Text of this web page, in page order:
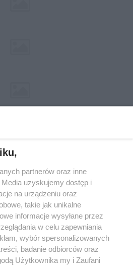
serwisie nie może być powielany i
w jakikolwiek sposób (w
na jakimkolwiek polu
włącznie z umieszczaniem w
właściciela praw. Jakiekolwiek użycie lub
lub w części z naruszeniem prawa,
zabronione pod groźbą kary i może być
partnerów oraz inne
uzyskujemy dostęp i
na urządzeniu oraz
takie jak unikalne
informacje wysyłane przez
w celu zapewniania
wybór spersonalizowanych
badanie odbiorców oraz
Użytkownika my i Zaufani